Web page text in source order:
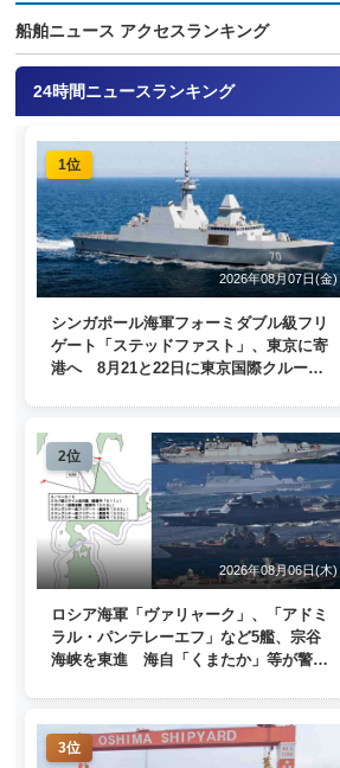
船舶ニュース アクセスランキング
24時間ニュースランキング
1位
2026年08月07日(金)
シンガポール海軍フォーミダブル級フリ
ゲート「ステッドファスト」、東京に寄
港へ 8月21と22日に東京国際クルーズ
2位
2026年08月06日(木)
ロシア海軍「ヴァリャーク」、「アドミ
ラル・パンテレーエフ」など5艦、宗谷
海峡を東進 海自「くまたか」等が警戒
3位